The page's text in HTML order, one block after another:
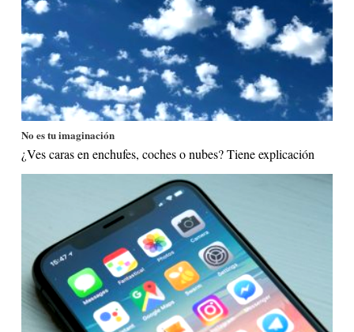
No es tu imaginación
¿Ves caras en enchufes, coches o nubes? Tiene explicación